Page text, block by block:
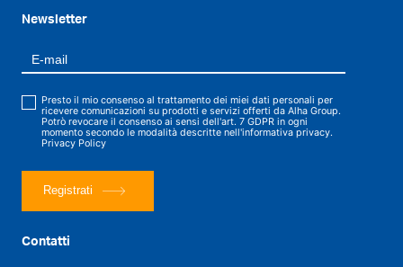
Newsletter
Presto il mio consenso al trattamento dei miei dati personali per
ricevere comunicazioni su prodotti e servizi offerti da Alha Group.
Potrò revocare il consenso ai sensi dell'art. 7 GDPR in ogni
momento secondo le modalità descritte nell'informativa privacy.
Privacy Policy
Registrati
Contatti